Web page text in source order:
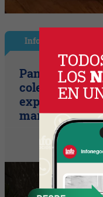
InfoStyle
Pandora
colecciones
experiencia
mar